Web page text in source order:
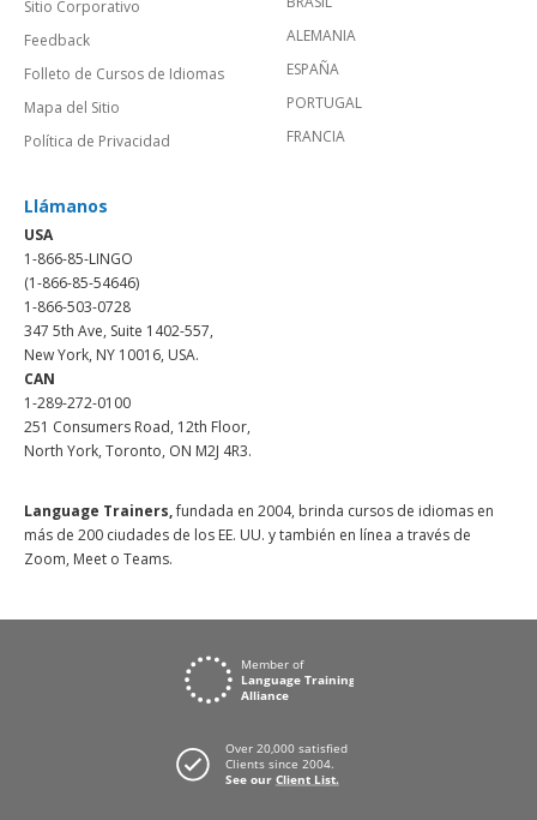
Sitio Corporativo
Feedback
Folleto de Cursos de Idiomas
Mapa del Sitio
Política de Privacidad
ALEMANIA
ESPAÑA
PORTUGAL
FRANCIA
Llámanos
USA
1-866-85-LINGO
(1-866-85-54646)
1-866-503-0728
347 5th Ave, Suite 1402-557,
New York, NY 10016, USA.
CAN
1-289-272-0100
251 Consumers Road, 12th Floor,
North York, Toronto, ON M2J 4R3.
Language Trainers,fundada en 2004, brinda cursos de idiomas en
más de 200 ciudades de los EE. UU. y también en línea a través de
Zoom, Meet o Teams.